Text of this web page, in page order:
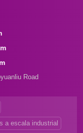
Road
a escala industrial